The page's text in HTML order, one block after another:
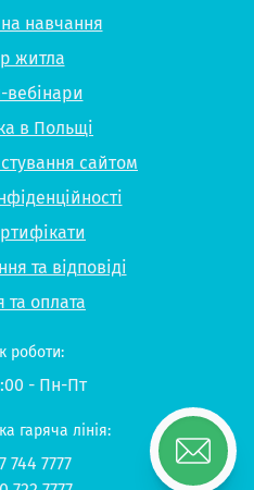
на навчання
житла
в Польщі
сайтом
та відповіді
та оплата
роботи:
- Пн-Пт
гаряча лінія:
744 7777